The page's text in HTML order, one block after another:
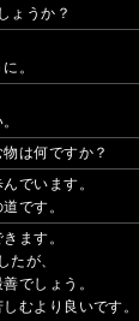
ょうか？
。
は何ですか？
でいます。
です。
ます。
たが、
でしょう。
むより良いです。